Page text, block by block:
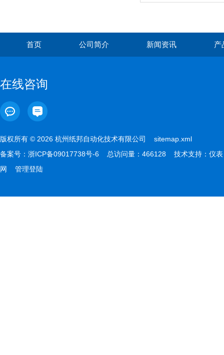
首页 公司简介 新闻资讯 产
在线咨询
版权所有 © 2026 杭州纸邦自动化技术有限公司 sitemap.xml
备案号： 浙ICP备09017738号-6 总访问量：466128 技术支持： 仪表
网
管理登陆